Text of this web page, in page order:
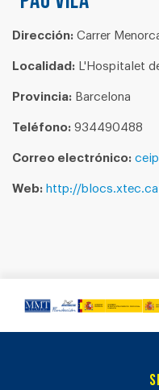
Dirección: Carrer
Localidad: L'Hospitalet
Provincia: Barcelona
Teléfono: 934490488
Correo electrónico:
Web: http://